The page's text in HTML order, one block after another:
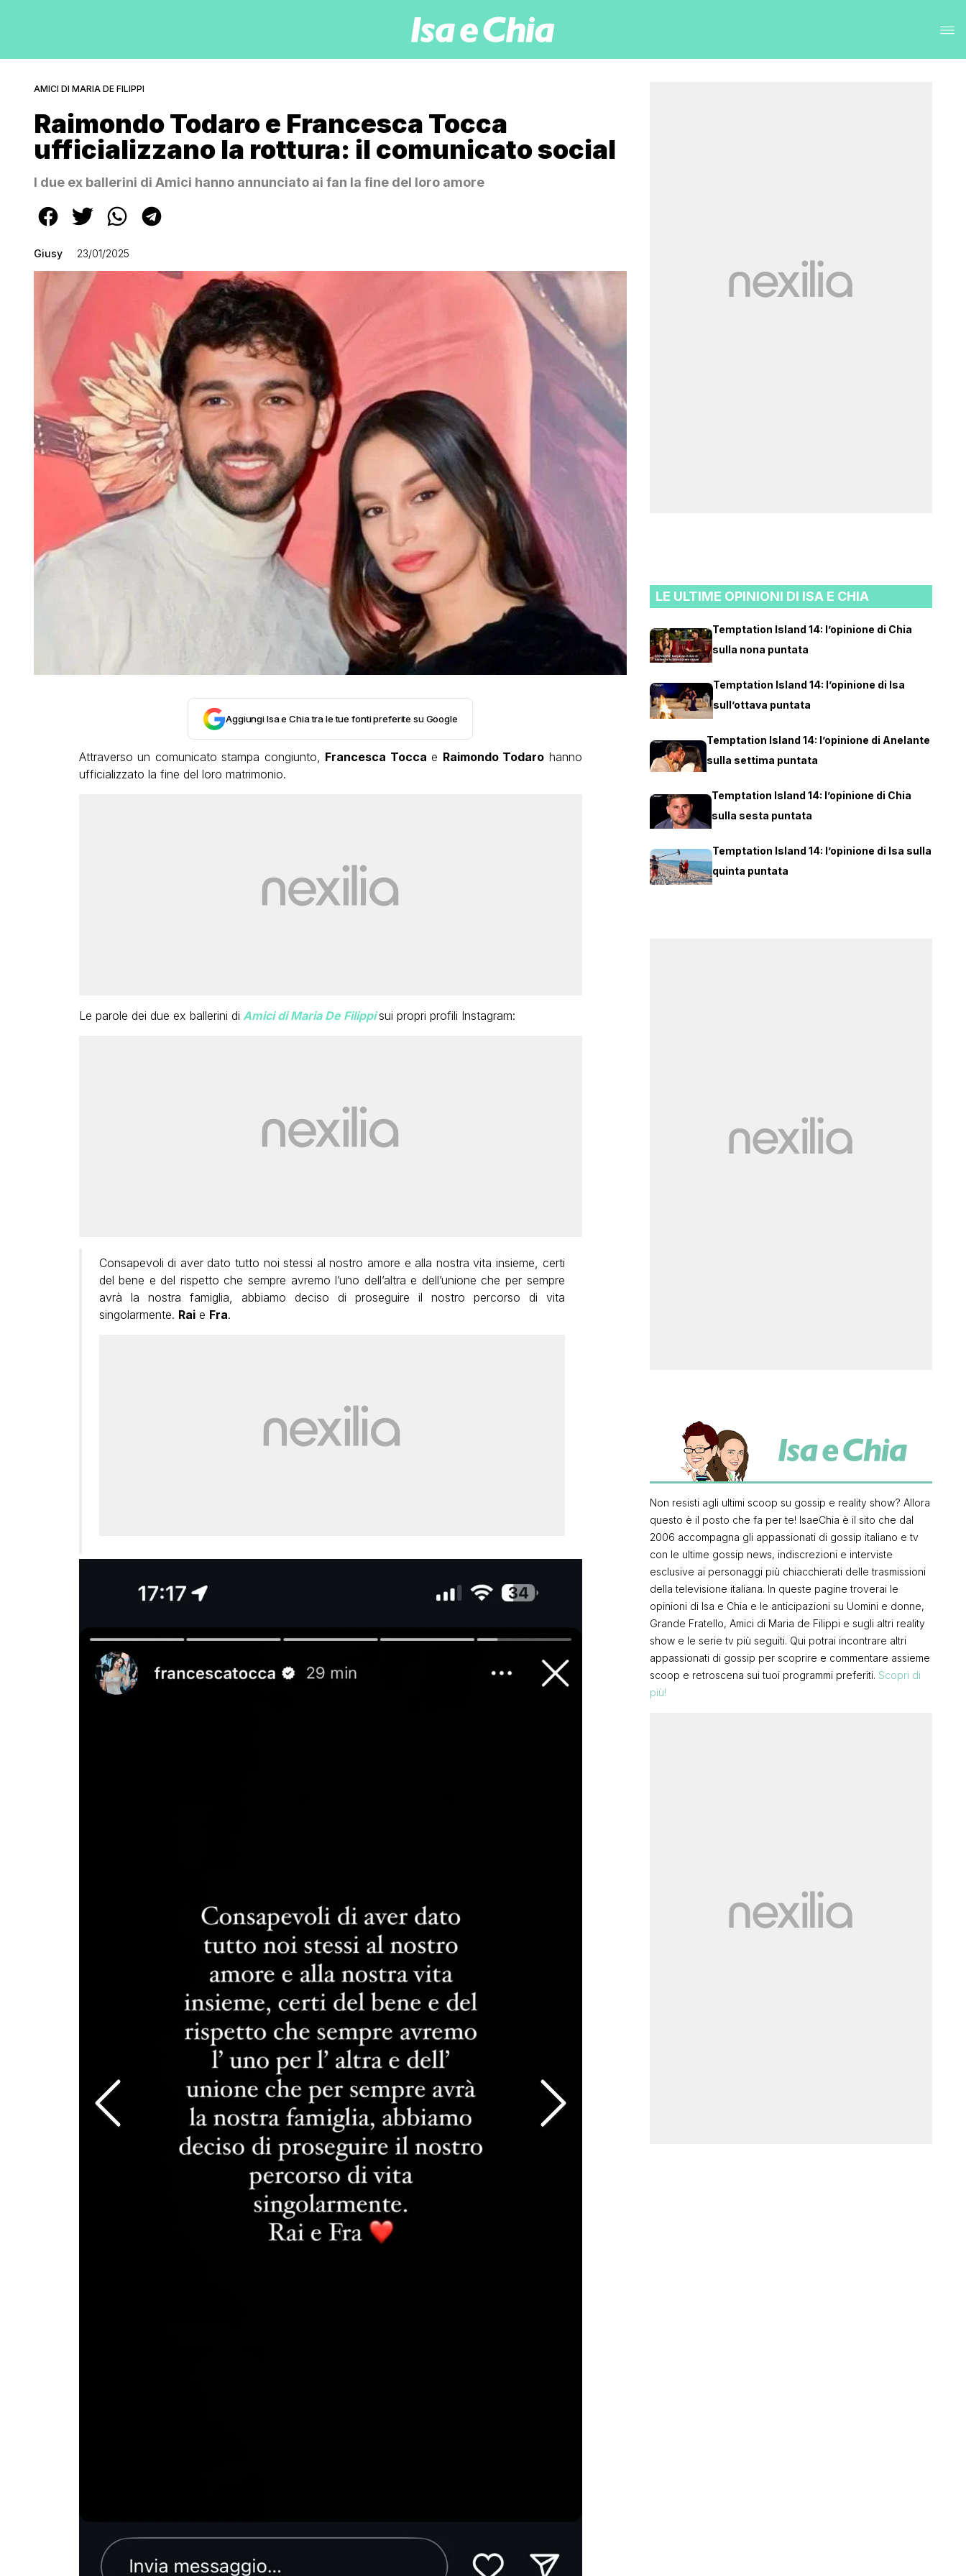
AMICI DI MARIA DE FILIPPI
Raimondo Todaro e Francesca Tocca
ufficializzano la rottura: il comunicato social
I due ex ballerini di Amici hanno annunciato ai fan la fine del loro amore
Giusy 23/01/2025
Aggiungi Isa e Chia tra le tue fonti preferite su Google
Attraverso un comunicato stampa congiunto, Francesca Tocca e Raimondo Todaro hanno
ufficializzato la fine del loro matrimonio.
Le parole dei due ex ballerini di Amici di Maria De Filippi sui propri profili Instagram:
Consapevoli di aver dato tutto noi stessi al nostro amore e alla nostra vita insieme, certi
del bene e del rispetto che sempre avremo l’uno dell’altra e dell’unione che per sempre
avrà la nostra famiglia, abbiamo deciso di proseguire il nostro percorso di vita
singolarmente. Raie Fra.
LE ULTIME OPINIONI DI ISA E CHIA
Temptation Island 14: l’opinione di Chia
sulla nona puntata
Temptation Island 14: l’opinione di Isa
sull’ottava puntata
Temptation Island 14: l’opinione di Anelante
sulla settima puntata
Temptation Island 14: l’opinione di Chia
sulla sesta puntata
Temptation Island 14: l’opinione di Isa sulla
quinta puntata
Non resisti agli ultimi scoop su gossip e reality show? Allora
questo è il posto che fa per te! IsaeChia è il sito che dal
2006 accompagna gli appassionati di gossip italiano e tv
con le ultime gossip news, indiscrezioni e interviste
esclusive ai personaggi più chiacchierati delle trasmissioni
della televisione italiana. In queste pagine troverai le
opinioni di Isa e Chia e le anticipazioni su Uomini e donne,
Grande Fratello, Amici di Maria de Filippi e sugli altri reality
show e le serie tv più seguiti. Qui potrai incontrare altri
appassionati di gossip per scoprire e commentare assieme
scoop e retroscena sui tuoi programmi preferiti. Scopri di
più!